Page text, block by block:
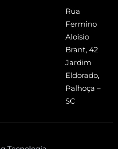
Rua
Fermino
Aloisio
Brant, 42
Jardim
Eldorado,
Palhoça –
SC